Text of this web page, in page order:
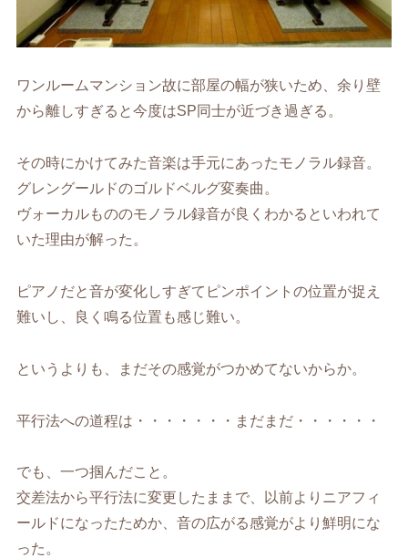
ワンルームマンション故に部屋の幅が狭いため、余り壁
から離しすぎると今度はSP同士が近づき過ぎる。
その時にかけてみた音楽は手元にあったモノラル録音。
グレングールドのゴルドベルグ変奏曲。
ヴォーカルもののモノラル録音が良くわかるといわれて
いた理由が解った。
ピアノだと音が変化しすぎてピンポイントの位置が捉え
難いし、良く鳴る位置も感じ難い。
というよりも、まだその感覚がつかめてないからか。
平行法への道程は・・・・・・・まだまだ・・・・・・
でも、一つ掴んだこと。
交差法から平行法に変更したままで、以前よりニアフィ
ールドになったためか、音の広がる感覚がより鮮明にな
った。